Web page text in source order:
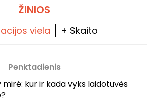
ŽINIOS
viela + Skaito
Penktadienis
mirė: kur ir kada vyks laidotuvės